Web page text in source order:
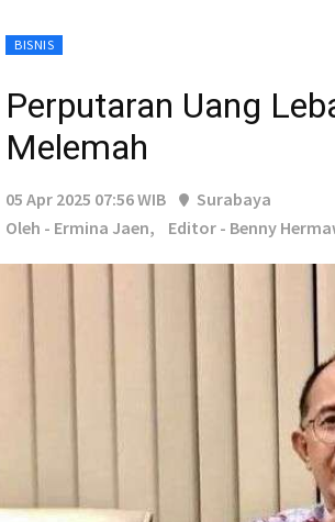
BISNIS
Perputaran Uang
Melemah
05 Apr 2025 07:56 WIB
Surabaya
Oleh - Ermina Jaen,
Editor - Benny